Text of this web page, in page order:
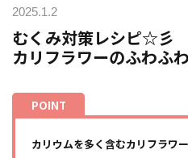
2025.1.2
むくみ対策レシピ☆彡
カリフラワーのふわふ
カリウムを多く含むカリフラワ